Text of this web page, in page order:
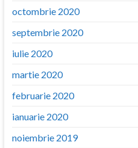
octombrie 2020
septembrie 2020
iulie 2020
martie 2020
februarie 2020
ianuarie 2020
noiembrie 2019